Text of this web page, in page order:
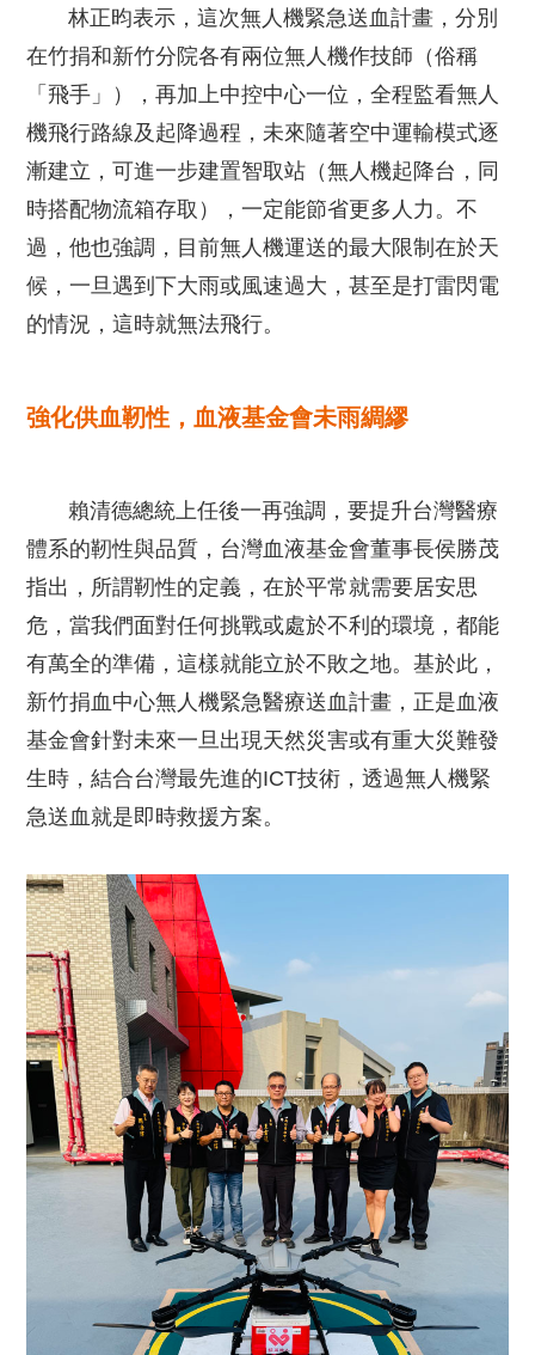
林正昀表示，這次無人機緊急送血計畫，分別
在竹捐和新竹分院各有兩位無人機作技師（俗稱
「飛手」），再加上中控中心一位，全程監看無人
機飛行路線及起降過程，未來隨著空中運輸模式逐
漸建立，可進一步建置智取站（無人機起降台，同
時搭配物流箱存取），一定能節省更多人力。不
過，他也強調，目前無人機運送的最大限制在於天
候，一旦遇到下大雨或風速過大，甚至是打雷閃電
的情況，這時就無法飛行。
強化供血靭性，血液基金會未雨綢繆
賴清德總統上任後一再強調，要提升台灣醫療
體系的靭性與品質，台灣血液基金會董事長侯勝茂
指出，所謂靭性的定義，在於平常就需要居安思
危，當我們面對任何挑戰或處於不利的環境，都能
有萬全的準備，這樣就能立於不敗之地。基於此，
新竹捐血中心無人機緊急醫療送血計畫，正是血液
基金會針對未來一旦出現天然災害或有重大災難發
生時，結合台灣最先進的ICT技術，透過無人機緊
急送血就是即時救援方案。